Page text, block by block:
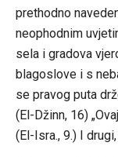
prethodno
neophodnim
sela i gradova
blagoslove i s
se pravog puta
(El-Džinn, 16)
(El-Isra., 9.) I